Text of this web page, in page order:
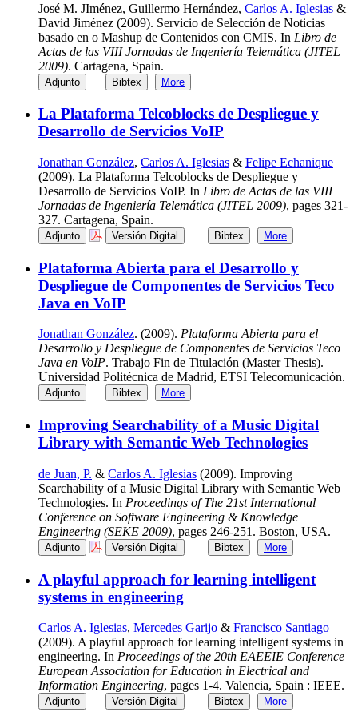
José M. JIménez, Guillermo Hernández, Carlos A. Iglesias &
David Jiménez (2009). Servicio de Selección de Noticias
basado en o Mashup de Contenidos con CMIS. In Libro de
Actas de las VIII Jornadas de Ingeniería Telemática (JITEL
2009). Cartagena, Spain.
Adjunto Bibtex More
La Plataforma Telcoblocks de Despliegue y
Desarrollo de Servicios VoIP
Jonathan González, Carlos A. Iglesias & Felipe Echanique
(2009). La Plataforma Telcoblocks de Despliegue y
Desarrollo de Servicios VoIP. In Libro de Actas de las VIII
Jornadas de Ingeniería Telemática (JITEL 2009), pages 321-
327. Cartagena, Spain.
Adjunto Versión Digital Bibtex More
Plataforma Abierta para el Desarrollo y
Despliegue de Componentes de Servicios Teco
Java en VoIP
Jonathan González. (2009). Plataforma Abierta para el
Desarrollo y Despliegue de Componentes de Servicios Teco
Java en VoIP. Trabajo Fin de Titulación (Master Thesis).
Universidad Politécnica de Madrid, ETSI Telecomunicación.
Adjunto Bibtex More
Improving Searchability of a Music Digital
Library with Semantic Web Technologies
de Juan, P. & Carlos A. Iglesias (2009). Improving
Searchability of a Music Digital Library with Semantic Web
Technologies. In Proceedings of The 21st International
Conference on Software Engineering & Knowledge
Engineering (SEKE 2009), pages 246-251. Boston, USA.
Adjunto Versión Digital Bibtex More
A playful approach for learning intelligent
systems in engineering
Carlos A. Iglesias, Mercedes Garijo & Francisco Santiago
(2009). A playful approach for learning intelligent systems in
engineering. In Proceedings of the 20th EAEEIE Conference
European Association for Education in Electrical and
Information Engineering, pages 1-4. Valencia, Spain : IEEE.
Adjunto Versión Digital Bibtex More